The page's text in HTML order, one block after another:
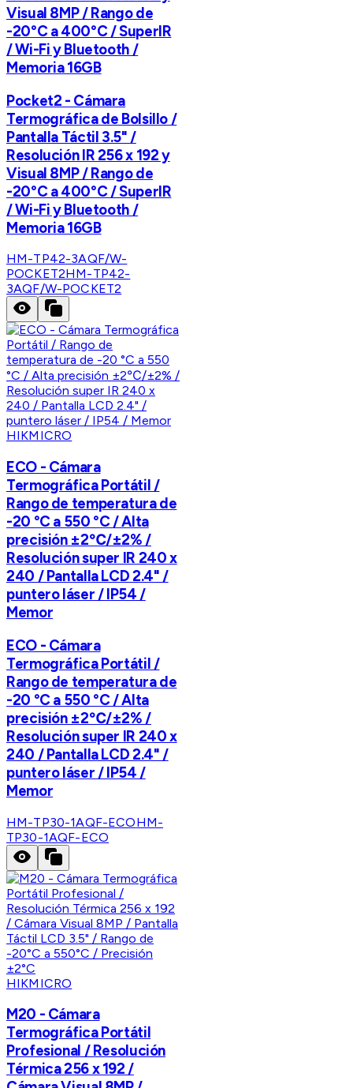
Visual 8MP / Rango de
-20°C a 400°C / SuperIR
/ Wi-Fi y Bluetooth /
Memoria 16GB
Pocket2 - Cámara
Termográfica de Bolsillo /
Pantalla Táctil 3.5" /
Resolución IR 256 x 192 y
Visual 8MP / Rango de
-20°C a 400°C / SuperIR
/ Wi-Fi y Bluetooth /
Memoria 16GB
HM-TP42-3AQF/W-
POCKET2HM-TP42-
3AQF/W-POCKET2
HIKMICRO
ECO - Cámara
Termográfica Portátil /
Rango de temperatura de
-20 °C a 550 °C / Alta
precisión ±2℃/±2% /
Resolución super IR 240 x
240 / Pantalla LCD 2.4" /
puntero láser / IP54 /
Memor
ECO - Cámara
Termográfica Portátil /
Rango de temperatura de
-20 °C a 550 °C / Alta
precisión ±2℃/±2% /
Resolución super IR 240 x
240 / Pantalla LCD 2.4" /
puntero láser / IP54 /
Memor
HM-TP30-1AQF-ECOHM-
TP30-1AQF-ECO
HIKMICRO
M20 - Cámara
Termográfica Portátil
Profesional / Resolución
Térmica 256 x 192 /